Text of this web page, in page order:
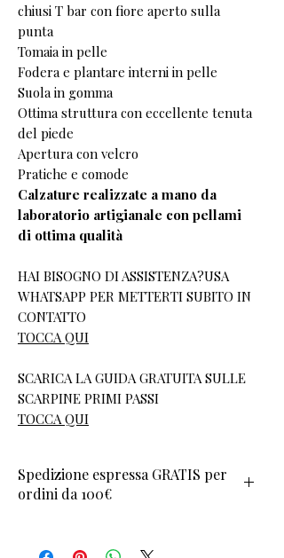
chiusi T bar con fiore aperto sulla
punta
Tomaia in pelle
Fodera e plantare interni in pelle
Suola in gomma
Ottima struttura con eccellente tenuta
del piede
Apertura con velcro
Pratiche e comode
Calzature realizzate a mano da
laboratorio artigianale con pellami
di ottima qualità
HAI BISOGNO DI ASSISTENZA?USA
WHATSAPP PER METTERTI SUBITO IN
CONTATTO
TOCCA QUI
SCARICA LA GUIDA GRATUITA SULLE
SCARPINE PRIMI PASSI
TOCCA QUI
Spedizione espressa GRATIS per
ordini da 100€